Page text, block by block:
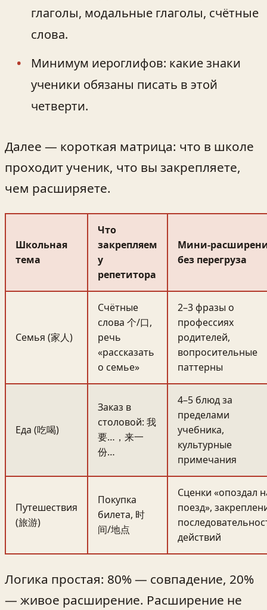
глаголы, модальные глаголы, счётные
слова.
Минимум иероглифов: какие знаки
ученики обязаны писать в этой
четверти.
Далее — короткая матрица: что в школе
проходит ученик, что вы закрепляете,
чем расширяете.
Школьная
тема
Что
закрепляем
у
репетитора
Мини-
без перегруза
Семья (家人)
Счётные
слова 个/口,
речь
«рассказать
о семье»
2–3 фразы о
профессиях
родителей,
вопросительные
паттерны
Еда (吃喝)
Заказ в
столовой: 我
要…，来一
份…
4–5 блюд за
пределами
учебника,
культурные
примечания
Путешествия
(旅游)
Покупка
билета, 时
间/地点
Сценки «опоздал
поезд»,
действий
Логика простая: 80% — совпадение, 20%
— живое расширение. Расширение не